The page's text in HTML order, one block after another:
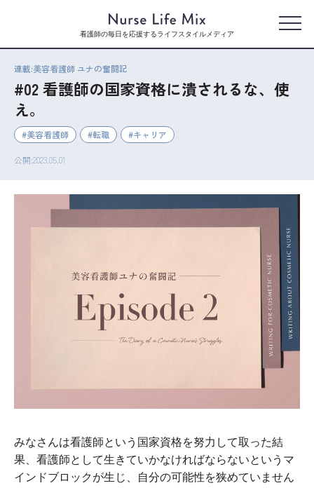
看護師の毎日を応援するライフスタイルメディア
連載:美容看護師 ユナの奮闘記
#02 看護師の国家資格に潰されるな、使
え。
美容看護師 転職 キャリア
公開:2023.05.01
みなさんは看護師という国家資格を努力して取った結
果、看護師として生きていかなければならないというマ
インドブロックが生じ、自分の可能性を狭めていません